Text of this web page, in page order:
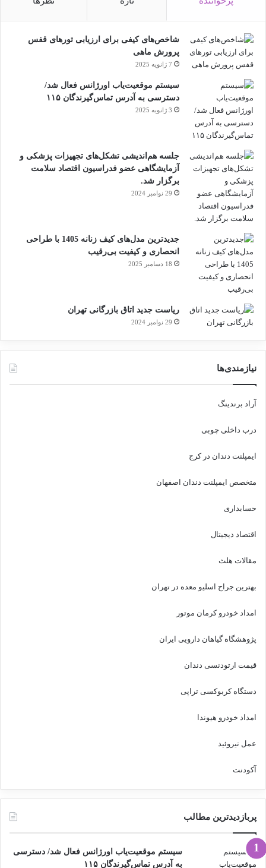
شاخص‌های کیفی برای ارزیابی تورهای قفس
پرورش ماهی
7 ژانویه 2025
سیستم موقعیت‌یاب اورژانس فعال شد/
دسترسی به آدرس تماس‌گیرندگان ۱۱۵
3 ژانویه 2025
جلسه هم‌اندیشی تشکل‌های تجهیزات پزشکی و
آزمایشگاهی عضو فدراسیون اقتصاد سلامت
برگزار شد.
29 نوامبر 2024
جدیدترین مدل‌های کیف زنانه 1405 با طراحی
انحصاری و کیفیت بی‌رقیب
18 دسامبر 2025
ریاست جدید اتاق بازرگانی تهران
29 نوامبر 2024
نیازمندی‌ها
آراد برندینگ
درب داخلی چوبی
ایمپلنت دندان در کرج
متخصص ایمپلنت دندان اصفهان
حسابداری
اقتصاد دیجیتال
مقالات هلث
بهترین جراح اسلیو معده در تهران
امداد خودرو کرمان موتور
پژوهشگاه گیاهان دارویی ایران
قیمت ارتودنسی دندان
دستگاه کربوکسی تراپی
امداد خودرو هیوندا
عمل تیروئید
آکودنت
پربازدیدترین مطالب
سیستم موقعیت‌یاب اورژانس فعال شد/ دسترسی
به آدرس تماس‌گیرندگان ۱۱۵